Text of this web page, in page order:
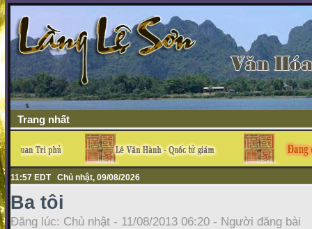
Trang nhất
11:57 EDT Chủ nhật, 09/08/2026
Ba tôi
Đăng lúc: Chủ nhật - 11/08/2013 06:20 - Người đăng bài